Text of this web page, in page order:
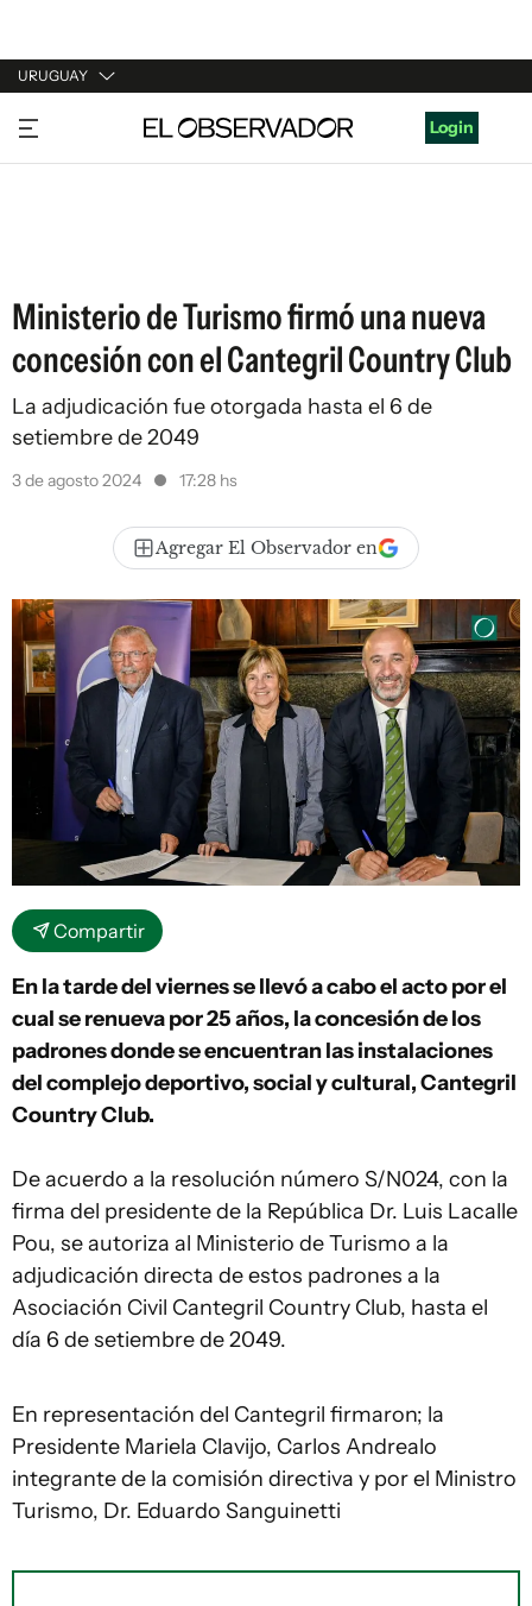
URUGUAY
URUGUAY
ARGENTINA
Login
Ministerio de Turismo firmó una nueva
concesión con el Cantegril Country Club
La adjudicación fue otorgada hasta el 6 de
setiembre de 2049
3 de agosto 2024 17:28 hs
Agregar El Observador en
Compartir
En la tarde del viernes se llevó a cabo el acto por el
cual se renueva por 25 años, la concesión de los
padrones donde se encuentran las instalaciones
del complejo deportivo, social y cultural, Cantegril
Country Club.
De acuerdo a la resolución número S/N024, con la
firma del presidente de la República Dr. Luis Lacalle
Pou, se autoriza al Ministerio de Turismo a la
adjudicación directa de estos padrones a la
Asociación Civil Cantegril Country Club, hasta el
día 6 de setiembre de 2049.
En representación del Cantegril firmaron; la
Presidente Mariela Clavijo, Carlos Andrealo
integrante de la comisión directiva y por el Ministro
Turismo, Dr. Eduardo Sanguinetti